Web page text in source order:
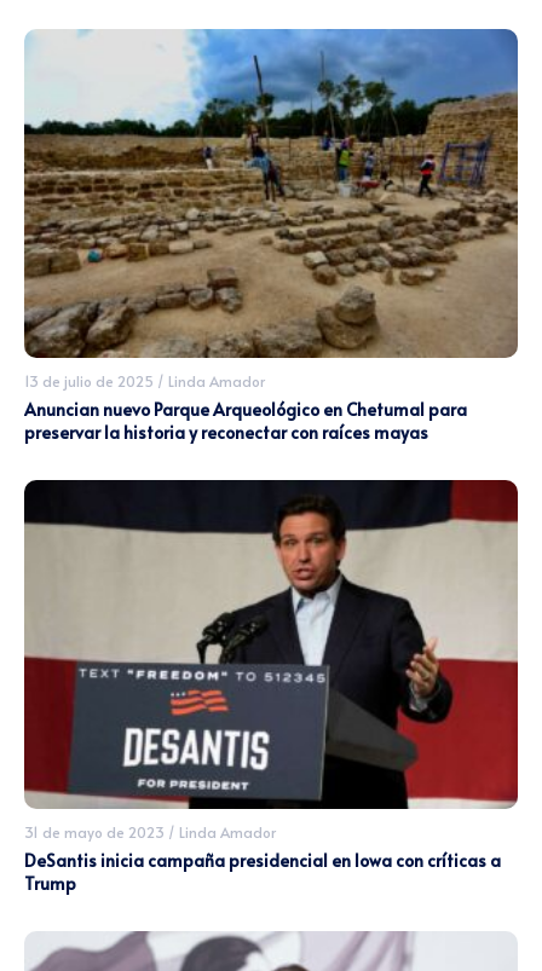
13 de julio de 2025 / Linda Amador
Anuncian nuevo Parque Arqueológico en Chetumal para
preservar la historia y reconectar con raíces mayas
31 de mayo de 2023 / Linda Amador
DeSantis inicia campaña presidencial en Iowa con críticas a
Trump